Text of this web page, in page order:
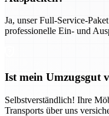
Ja, unser Full-Service-
professionelle Ein- und
Ist mein Umzugsgut
Selbstverständlich! Ihre
Transports über uns